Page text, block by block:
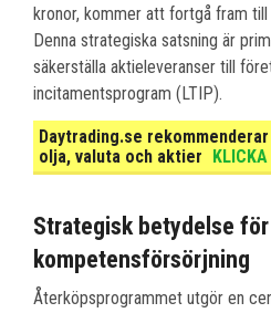
kronor, kommer att fortgå fram
Denna strategiska satsning är
säkerställa aktieleveranser till
incitamentsprogram (LTIP).
Daytrading.se
olja, valuta och aktier
Strategisk betydelse för
kompetensförsörjning
Återköpsprogrammet utgör en